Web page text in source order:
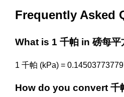
Frequently Asked
What is 1 千帕 in 磅每平
1 千帕 (kPa) =
How do you convert 千